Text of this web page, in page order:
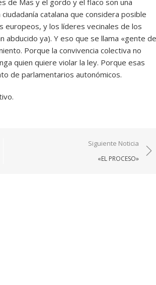
de Mas y el gordo y el flaco son una
catalana que considera posible
europeos, y los líderes vecinales de los
ya). Y eso que se llama «gente
Porque la convivencia colectiva no
quien quiere violar la ley. Porque esas
de parlamentarios autonómicos.
Siguiente Noticia
«EL PROCESO»